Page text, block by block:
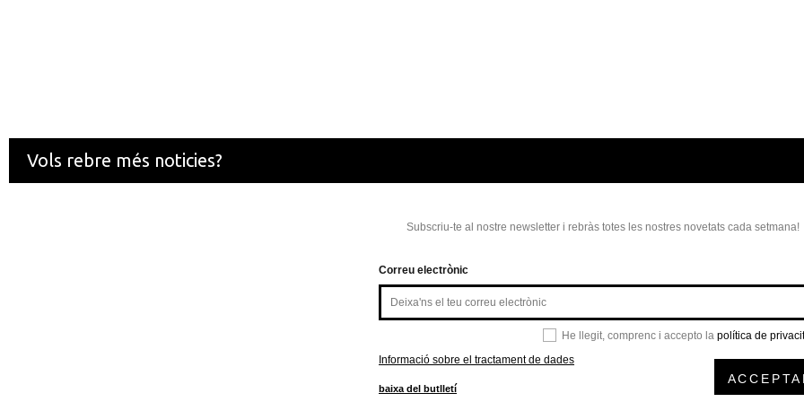
Vols rebre més noticies?
Subscriu-te al nostre newsletter i rebràs totes les nostres novetats cada setmana!
Correu electrònic
He llegit, comprenc i accepto la política de
Informació sobre el tractament de dades
baixa del butlletí